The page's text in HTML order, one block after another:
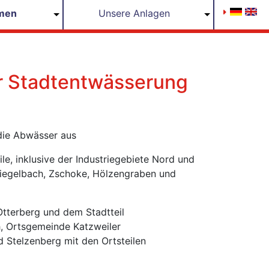
Unsere Anlagen
Stadtentwässerung
Abwässer aus
inklusive der Industriegebiete Nord und
Zschoke, Hölzengraben und
und dem Stadtteil
Ortsgemeinde Katzweiler
Stelzenberg mit den Ortsteilen